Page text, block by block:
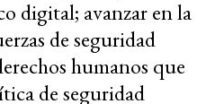
digital; avanzar en la
de seguridad
humanos que
de seguridad